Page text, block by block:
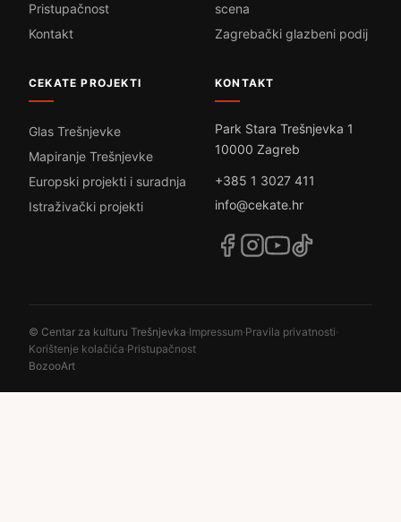
Pristupačnost
Kontakt
scena
Zagrebački glazbeni podij
CEKATE PROJEKTI
Glas Trešnjevke
Mapiranje Trešnjevke
Europski projekti i suradnja
Istraživački projekti
KONTAKT
Park Stara Trešnjevka 1
10000 Zagreb
+385 1 3027 411
info@cekate.hr
© Centar za kulturu Trešnjevka·Impressum·Pravila privatnosti·
Korištenje kolačića·Pristupačnost
BozooArt